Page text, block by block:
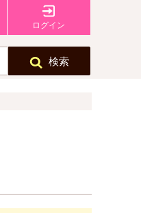
ログイン
検索